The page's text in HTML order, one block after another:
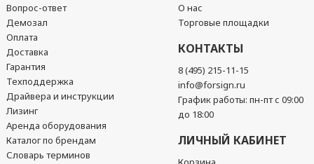
Вопрос-ответ
Демозал
Оплата
Доставка
Гарантия
Техподдержка
Драйвера и инструкции
Лизинг
Аренда оборудования
Каталог по брендам
Словарь терминов
О нас
Торговые площадки
КОНТАКТЫ
8 (495) 215-11-15
info@forsign.ru
График работы: пн-пт с 09:00
до 18:00
ЛИЧНЫЙ КАБИНЕТ